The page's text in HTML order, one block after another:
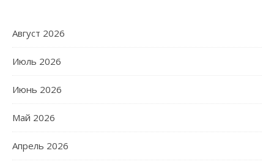
Август 2026
Июль 2026
Июнь 2026
Май 2026
Апрель 2026